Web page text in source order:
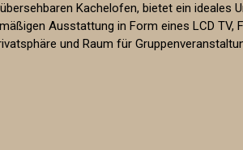
Kachelofen, bietet ein ideales
Ausstattung in Form eines LCD TV,
und Raum für